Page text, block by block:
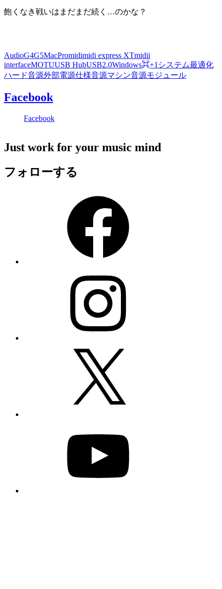
飽くなき戦いはまだまだ続く…のかな？
AudioG4G5MacPromidimidi express XTmidii
interfaceMOTUUSB HubUSB2.0Windows⌘+1 システム最適化
ハード音源外部電源仕様音源マシン音源モジュール
Facebook
Facebook
Just work for your music mind
フォローする